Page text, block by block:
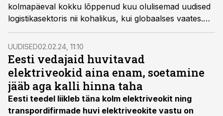
kolmapäeval kokku lõppenud kuu olulisemad uudised
logistikasektoris nii kohalikus, kui globaalses vaates.
Millised olid alanud aasta jaanuari olulisemad uudised
logistikamaailmas ja milliseid lugusid loeti meie
teemaveebis kõige rohkem?
UUDISED02.02.24, 11:10
Eesti vedajaid huvitavad
elektriveokid aina enam, soetamine
jääb aga kalli hinna taha
Eesti teedel liikleb täna kolm elektriveokit ning
transpordifirmade huvi elektriveokite vastu on